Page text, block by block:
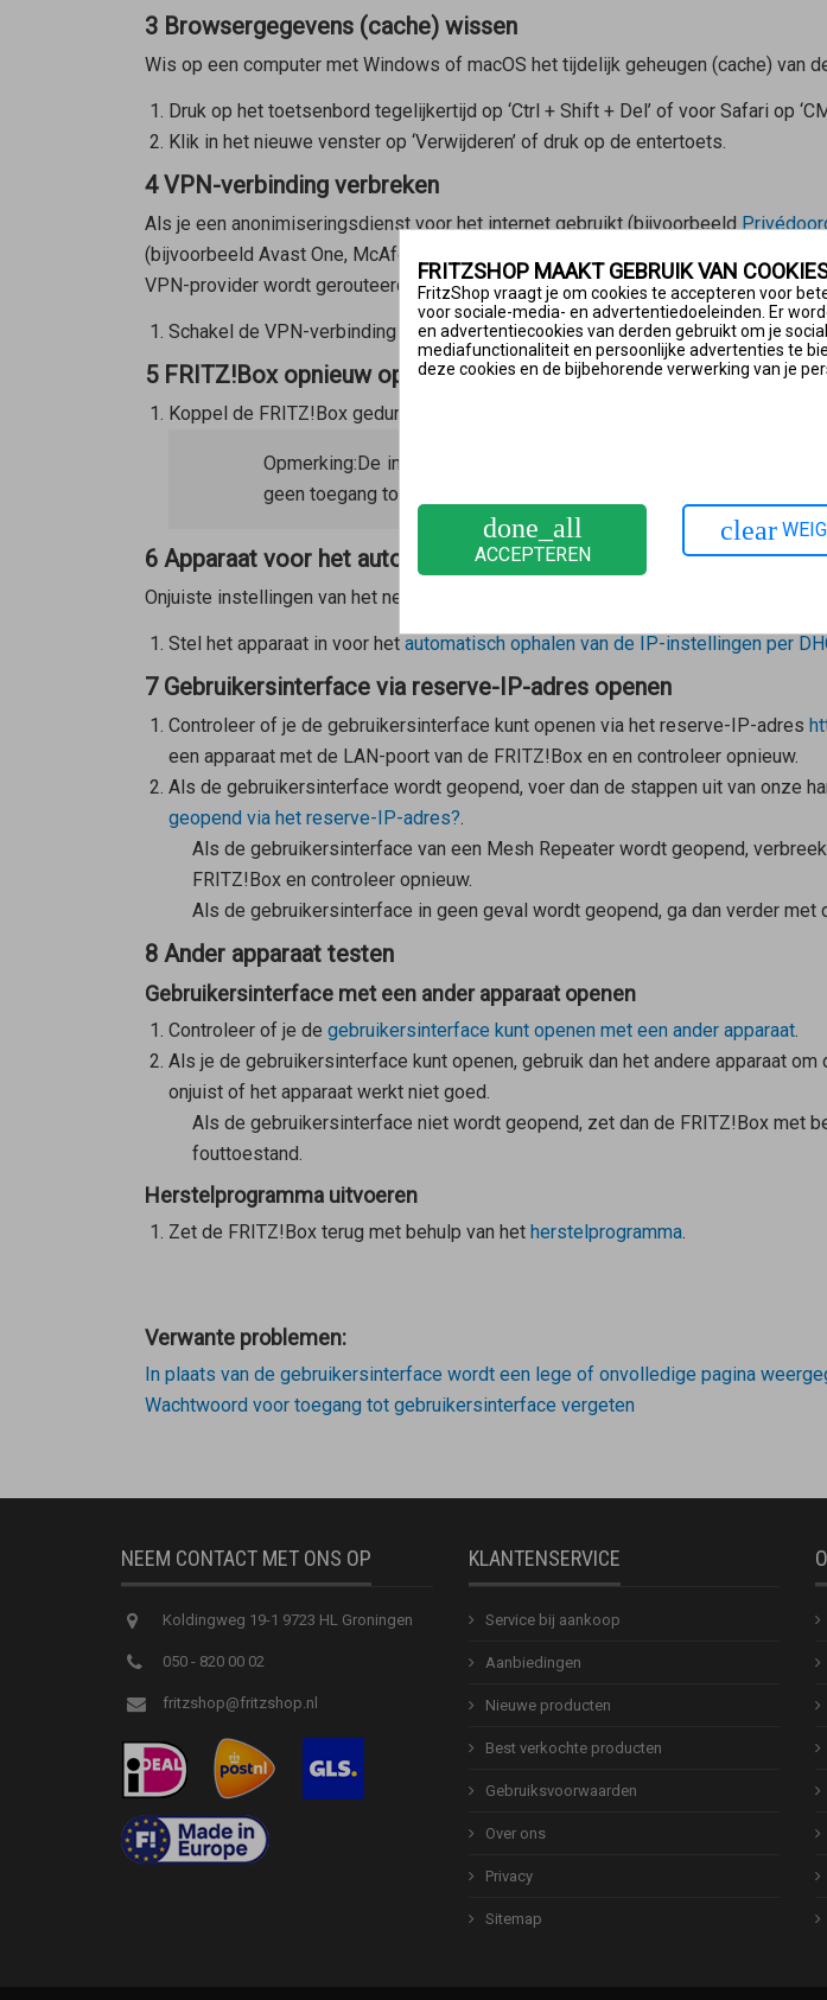
3 Browsergegevens (cache) wissen
Wis op een computer met Windows of macOS het tijdelijk geheugen (cache) van
Druk op het toetsenbord tegelijkertijd op ‘Ctrl + Shift + Del’ of voor Safari op
Klik in het nieuwe venster op ‘Verwijderen’ of druk op de entertoets.
4 VPN-verbinding verbreken
Als je een anonimiseringsdienst voor het internet gebruikt (bijvoorbeeld
(bijvoorbeeld Avast One, McAfee Total Protection), kan de gebruikersinterface
VPN-provider wordt gerouteerd:
Schakel de VPN-verbinding uit om de gebruikersinterface te openen.
5 FRITZ!Box opnieuw opstarten
Koppel de FRITZ!Box gedurende 5 seconden los van het elektriciteitsnet.
Opmerking:De instellingen van de FRITZ!Box blijven daarbij
geen toegang tot de FRITZ!Box.
6 Apparaat voor het automatisch ophalen van IP-instellingen
Onjuiste instellingen van het netwerkapparaat kunnen het openen van de
Stel het apparaat in voor het automatisch ophalen van de IP-instellingen per
7 Gebruikersinterface via reserve-IP-adres openen
Controleer of je de gebruikersinterface kunt openen via het reserve-IP-adres
een apparaat met de LAN-poort van de FRITZ!Box en en controleer opnieuw.
Als de gebruikersinterface wordt geopend, voer dan de stappen uit van onze
geopend via het reserve-IP-adres?.
Als de gebruikersinterface van een Mesh Repeaterwordt geopend,
FRITZ!Box en controleer opnieuw.
Als de gebruikersinterface in geen geval wordt geopend, ga dan verder met
8 Ander apparaat testen
Gebruikersinterface met een ander apparaat openen
Controleer of je de gebruikersinterface kunt openen met een ander apparaat.
Als je de gebruikersinterface kunt openen, gebruik dan het andere apparaat
onjuist of het apparaat werkt niet goed.
Als de gebruikersinterface niet wordt geopend, zet dan de FRITZ!Box met
fouttoestand.
Herstelprogramma uitvoeren
Zet de FRITZ!Box terug met behulp van het herstelprogramma.
Verwante problemen:
In plaats van de gebruikersinterface wordt een lege of onvolledige pagina
Wachtwoord voor toegang tot gebruikersinterface vergeten
NEEM CONTACT MET ONS OP
Koldingweg 19-1 9723 HL Groningen
050 - 820 00 02
fritzshop@fritzshop.nl
KLANTENSERVICE
Service bij aankoop
Aanbiedingen
Nieuwe producten
Best verkochte producten
Gebruiksvoorwaarden
Over ons
Privacy
Sitemap
FRITZSHOP MAAKT GEBRUIK VAN
FritzShop vraagt je om cookies te accepteren voor
voor sociale-media- en advertentiedoeleinden. Er
en advertentiecookies van derden gebruikt om je
mediafunctionaliteit en persoonlijke advertenties te
deze cookies en de bijbehorende verwerking van je
done_all
ACCEPTEREN
clear